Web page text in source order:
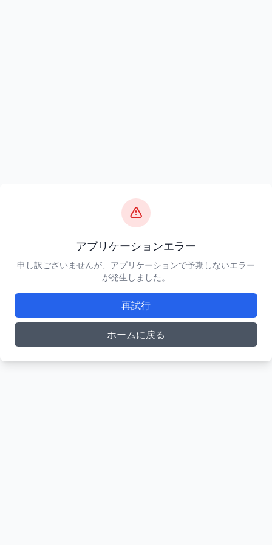
アプリケーションエラー
申し訳ございませんが、アプリケーションで予期しないエラー
が発生しました。
再試行
ホームに戻る